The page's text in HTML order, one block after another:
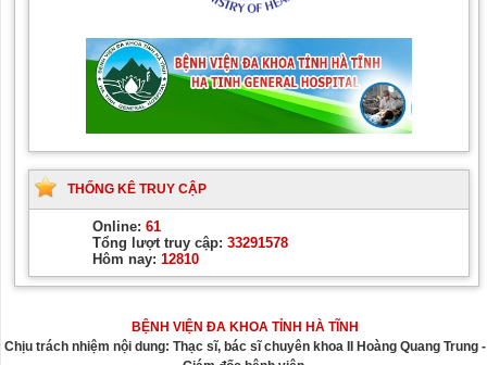
THỐNG KÊ TRUY CẬP
Online: 61
Tổng lượt truy cập: 33291578
Hôm nay: 12810
BỆNH VIỆN ĐA KHOA TỈNH HÀ TĨNH
Chịu trách nhiệm nội dung: Thạc sĩ, bác sĩ chuyên khoa II Hoàng Quang Trung -